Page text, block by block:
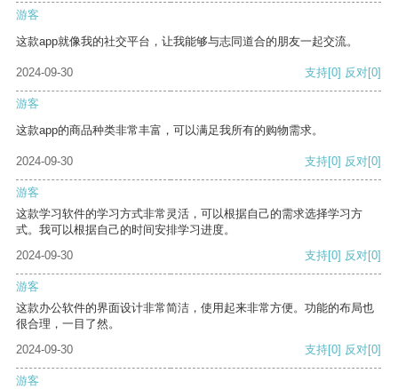
游客
这款app就像我的社交平台，让我能够与志同道合的朋友一起交流。
2024-09-30 支持[0] 反对[0]
游客
这款app的商品种类非常丰富，可以满足我所有的购物需求。
2024-09-30 支持[0] 反对[0]
游客
这款学习软件的学习方式非常灵活，可以根据自己的需求选择学习方
式。我可以根据自己的时间安排学习进度。
2024-09-30
支持[0] 反对[0]
游客
这款办公软件的界面设计非常简洁，使用起来非常方便。功能的布局也
很合理，一目了然。
2024-09-30
支持[0] 反对[0]
游客